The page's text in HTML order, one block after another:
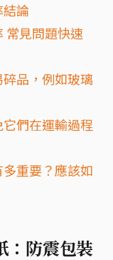
論
常見問題快速
品，例如玻璃
們在運輸過程
重要？應該如
：防震包裝